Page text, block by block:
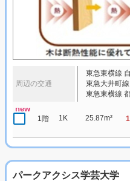
周辺の交通
東急東横線
東急大井町
東急東横線
new
1階 1K 25.87m²
パークアクシス学芸大学